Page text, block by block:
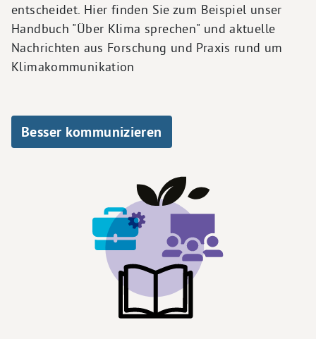
entscheidet. Hier finden Sie zum Beispiel unser
Handbuch "Über Klima sprechen" und aktuelle
Nachrichten aus Forschung und Praxis rund um
Klimakommunikation
Besser kommunizieren